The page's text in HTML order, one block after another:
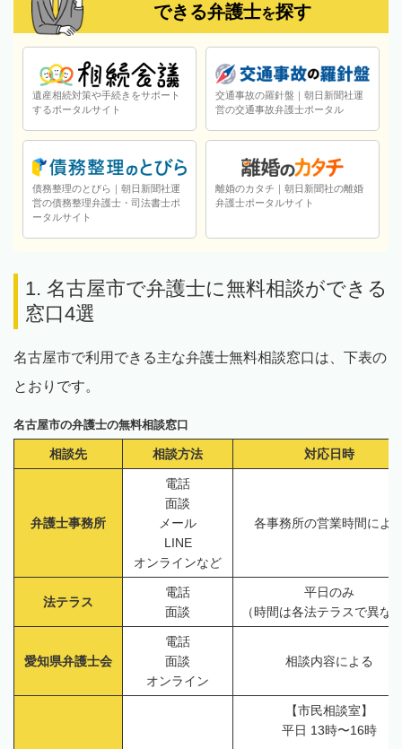
できる弁護士を探す
遺産相続対策や手続きをサポート
するポータルサイト
交通事故の羅針盤｜朝日新聞社運
営の交通事故弁護士ポータル
債務整理のとびら｜朝日新聞社運
営の債務整理弁護士・司法書士ポ
ータルサイト
離婚のカタチ｜朝日新聞社の離婚
弁護士ポータルサイト
1. 名古屋市で弁護士に無料相談ができる
窓口4選
名古屋市で利用できる主な弁護士無料相談窓口は、下表の
とおりです。
名古屋市の弁護士の無料相談窓口
相談先 相談方法 対応日時
弁護士事務所
電話
面談
メール
LINE
オンラインなど
各事務所の営業時間によ
法テラス
電話
面談
平日のみ
（時間は各法テラスで異な
愛知県弁護士会
電話
面談
オンライン
相談内容による
【市民相談室】
平日 13時〜16時